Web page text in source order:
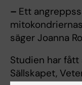
– Ett
säger Joanna
Studien har fått
Sällskapet,